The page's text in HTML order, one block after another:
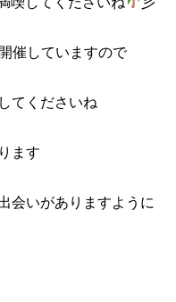
催していますので
てくださいね
ます
会いがありますように